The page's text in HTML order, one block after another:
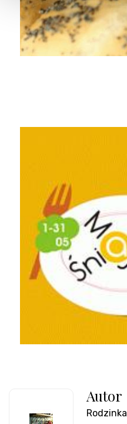
Autor
Rodzinka